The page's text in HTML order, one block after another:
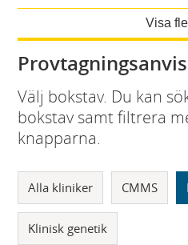
Visa
Välj bokstav. Du kan
bokstav samt filtrera
knapparna.
Alla kliniker CMMS
Klinisk genetik